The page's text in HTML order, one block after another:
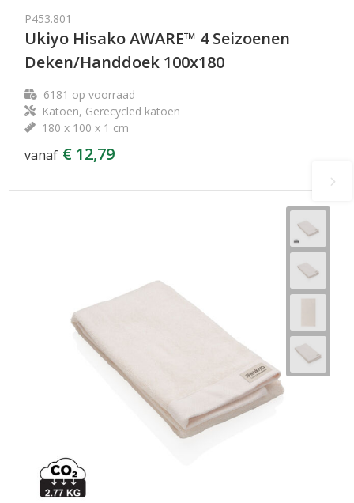
P453.801
Ukiyo Hisako AWARE™ 4 Seizoenen
Deken/Handdoek 100x180
6181 op voorraad
Katoen, Gerecycled katoen
180 x 100 x 1 cm
vanaf € 12,79